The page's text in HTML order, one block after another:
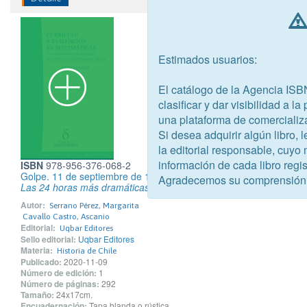
ISBN 978-956-376-068-2
Golpe. 11 de septiembre de 1973
Las 24 horas más dramáticas del Siglo 20
Autor: Serrano Pérez, Margarita
Cavallo Castro, Ascanio
Editorial: Uqbar Editores
Sello editorial: Uqbar Editores
Materia: Historia de Chile
Publicado: 2020-11-09
Número de edición: 1
Número de páginas: 292
Tamaño: 24x17cm.
Estimados usuarios:
El catálogo de la Agencia
clasificar y dar visibilidad a la
una plataforma de
Si desea adquirir algún libro,
la editorial responsable, cuyo
información de cada libro
Agradecemos su